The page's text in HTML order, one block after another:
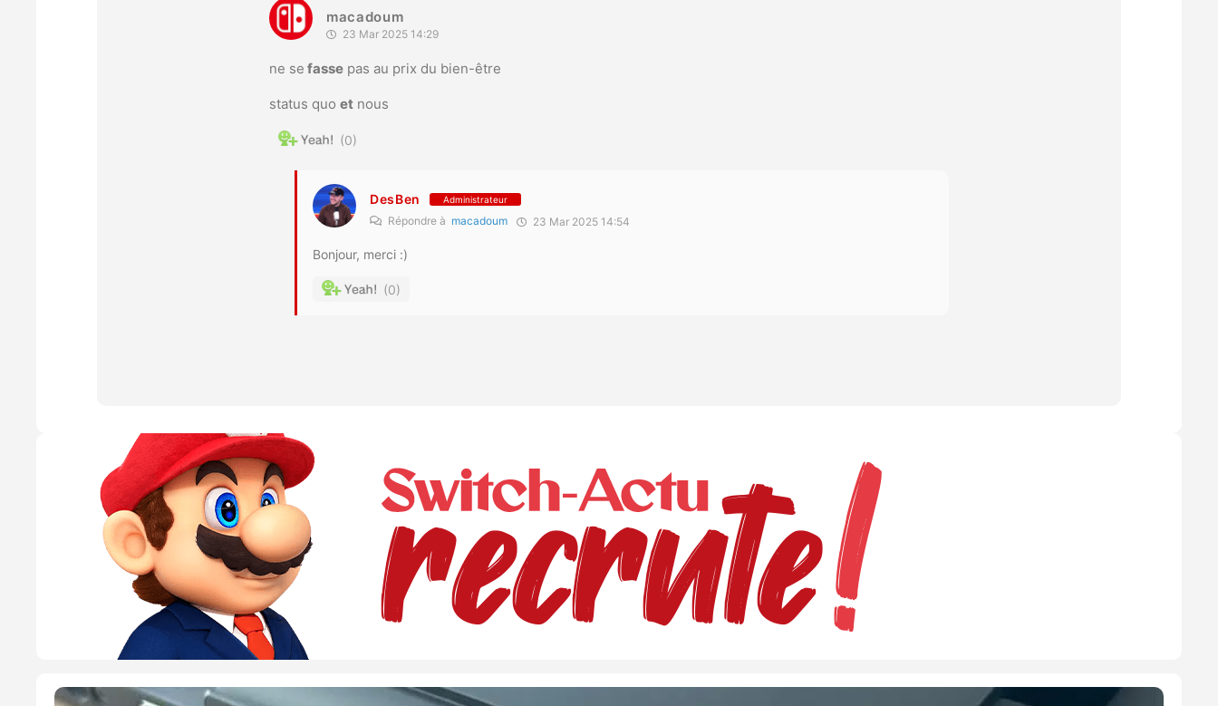
macadoum
23 Mar 2025 14:29
ne se fassepas au prix du bien-être
status quo etnous
0
DesBen Administrateur
Répondre à macadoum 23 Mar 2025 14:54
Bonjour, merci :)
0